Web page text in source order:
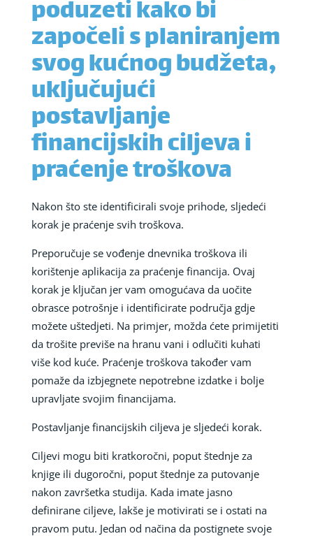
poduzeti kako bi
započeli s planiranjem
svog kućnog budžeta,
uključujući
postavljanje
financijskih ciljeva i
praćenje troškova
Nakon što ste identificirali svoje prihode, sljedeći
korak je praćenje svih troškova.
Preporučuje se vođenje dnevnika troškova ili
korištenje aplikacija za praćenje financija. Ovaj
korak je ključan jer vam omogućava da uočite
obrasce potrošnje i identificirate područja gdje
možete uštedjeti. Na primjer, možda ćete primijetiti
da trošite previše na hranu vani i odlučiti kuhati
više kod kuće. Praćenje troškova također vam
pomaže da izbjegnete nepotrebne izdatke i bolje
upravljate svojim financijama.
Postavljanje financijskih ciljeva je sljedeći korak.
Ciljevi mogu biti kratkoročni, poput štednje za
knjige ili dugoročni, poput štednje za putovanje
nakon završetka studija. Kada imate jasno
definirane ciljeve, lakše je motivirati se i ostati na
pravom putu. Jedan od načina da postignete svoje